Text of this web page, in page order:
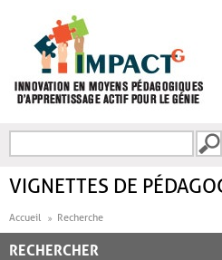
FORMULAIRE DE
VIGNETTES DE
Accueil Recherche
RECHERCHER